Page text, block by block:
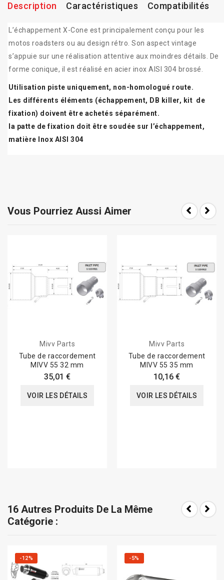
Description Caractéristiques Compatibilités
L’échappement X-Cone est principalement conçu pour les
motos roadsters ou au design rétro. Son aspect vintage
s’appuie sur une réalisation attentive aux moindres détails. De
forme conique, il est réalisé en acier inox AISI 304 brossé.
Utilisation piste uniquement, non-homologué route.
Les différents éléments (échappement, DB killer, kit de
fixation) doivent être achetés séparément.
la patte de fixation doit être soudée sur l’échappement,
matière Inox AISI 304
Vous Pourriez Aussi Aimer
Mivv Parts
Tube de raccordement
MIVV 55 32 mm
35,01 €
VOIR LES DÉTAILS
Mivv Parts
Tube de raccordement
MIVV 55 35 mm
10,16 €
VOIR LES DÉTAILS
16 Autres Produits De La Même
Catégorie :
-12% -5%